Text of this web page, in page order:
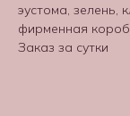
эустома, зелень,
фирменная
Заказ за сутки